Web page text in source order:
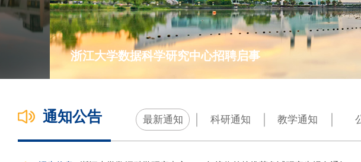
浙江大学数据科学研究中心招聘启事
通知公告 最新通知 科研通知 教学通知